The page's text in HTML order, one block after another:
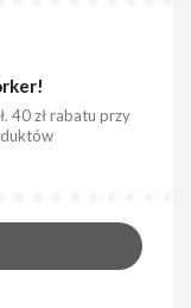
40 zł rabatu przy